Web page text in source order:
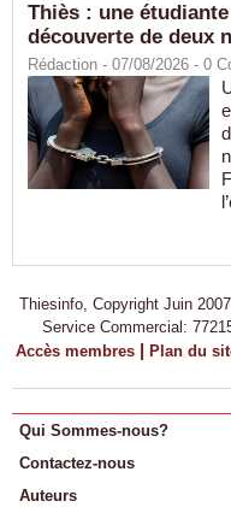
Thiès : une
découverte de deux
Rédaction - 07/08/2026 - 0
Thiesinfo, Copyright Juin
Service Commercial:
Accès membres | Plan du
Qui Sommes-nous?
Contactez-nous
Auteurs